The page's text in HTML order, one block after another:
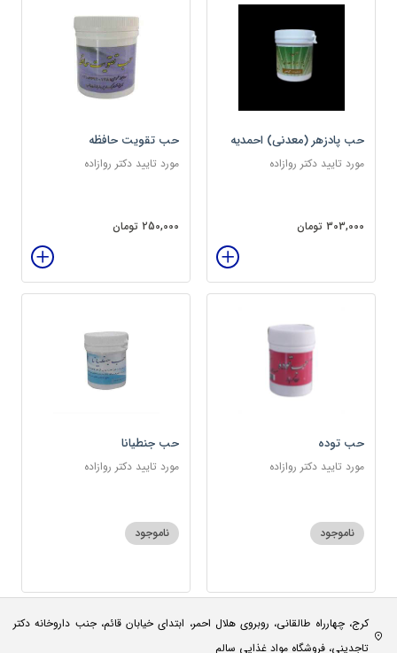
حب پادزهر (معدنی) احمدیه
مورد تایید دکتر روازاده
303,000 تومان
حب تقویت حافظه
مورد تایید دکتر روازاده
250,000 تومان
حب توده
مورد تایید دکتر روازاده
ناموجود
حب جنطیانا
مورد تایید دکتر روازاده
ناموجود
کرج، چهارراه طالقانی، روبروی هلال احمر، ابتدای خیابان قائم، جنب داروخانه دکتر
تاجدینی، فروشگاه مواد غذایی سالم